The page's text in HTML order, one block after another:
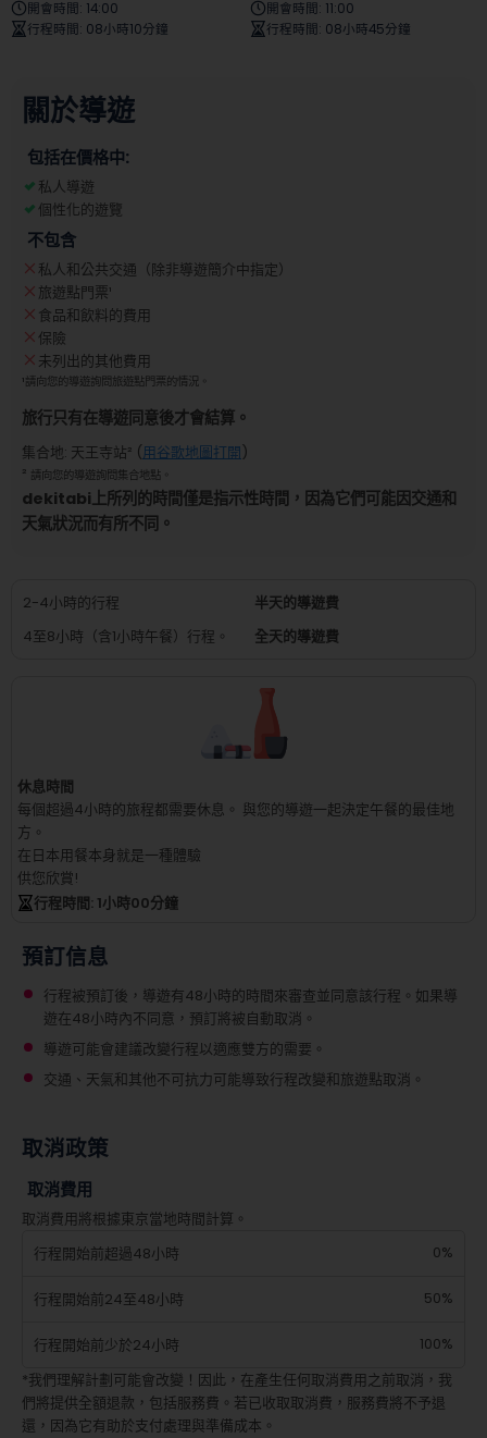
開會時間: 14:00
行程時間: 08小時10分鐘
開會時間: 11:00
行程時間: 08小時45分鐘
關於導遊
包括在價格中:
私人導遊
個性化的遊覽
不包含
私人和公共交通（除非導遊簡介中指定）
旅遊點門票¹
食品和飲料的費用
保險
未列出的其他費用
¹請向您的導遊詢問旅遊點門票的情況。
旅行只有在導遊同意後才會結算。
集合地: 天王寺站² (用谷歌地圖打開)
² 請向您的導遊詢問集合地點。
dekitabi上所列的時間僅是指示性時間，因為它們可能因交通和
天氣狀況而有所不同。
2-4小時的行程
半天的導遊費
4至8小時（含1小時午餐）行程。
全天的導遊費
休息時間
每個超過4小時的旅程都需要休息。 與您的導遊一起決定午餐的最佳地
方。
在日本用餐本身就是一種體驗
供您欣賞!
行程時間: 1小時00分鐘
預訂信息
行程被預訂後，導遊有48小時的時間來審查並同意該行程。如果導
遊在48小時內不同意，預訂將被自動取消。
導遊可能會建議改變行程以適應雙方的需要。
交通、天氣和其他不可抗力可能導致行程改變和旅遊點取消。
取消政策
取消費用
取消費用將根據東京當地時間計算。
行程開始前超過48小時
0%
行程開始前24至48小時 50%
行程開始前少於24小時
100%
*我們理解計劃可能會改變！因此，在產生任何取消費用之前取消，我
們將提供全額退款，包括服務費。若已收取取消費，服務費將不予退
還，因為它有助於支付處理與準備成本。